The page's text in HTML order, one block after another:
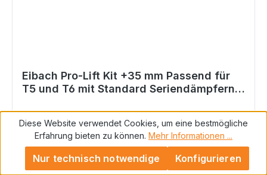
Eibach Pro-Lift Kit +35 mm Passend für
T5 und T6 mit Standard Seriendämpfern
Eibach Pro-Lift Kit +35 mm Passend für T5 und
T6 mit Standard Seriendämpfern (ohne DCC)
Passend bei: VW T5 & T6 inklusive 4motion
Diese Website verwendet Cookies, um eine bestmögliche
Erfahrung bieten zu können. Mehr Informationen ...
Nur technisch notwendige Konfigurieren